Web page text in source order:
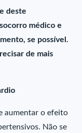
deste
médico e
se possível.
de mais
aumentar o efeito
Não se